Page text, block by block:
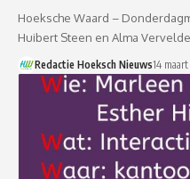
Hoeksche Waard –
Huibert Steen en Alma
Redactie Hoeksch Nieuws14